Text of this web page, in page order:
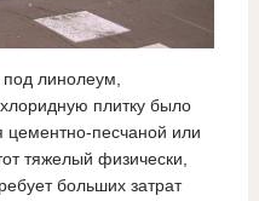
линолеум,
плитку было
цементно-песчаной или
тяжелый физически,
больших затрат